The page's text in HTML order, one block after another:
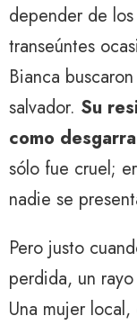
depender de
transeúntes
Bianca
salvador. Su
como
sólo fue cruel;
nadie se
Pero justo
perdida, un
Una mujer